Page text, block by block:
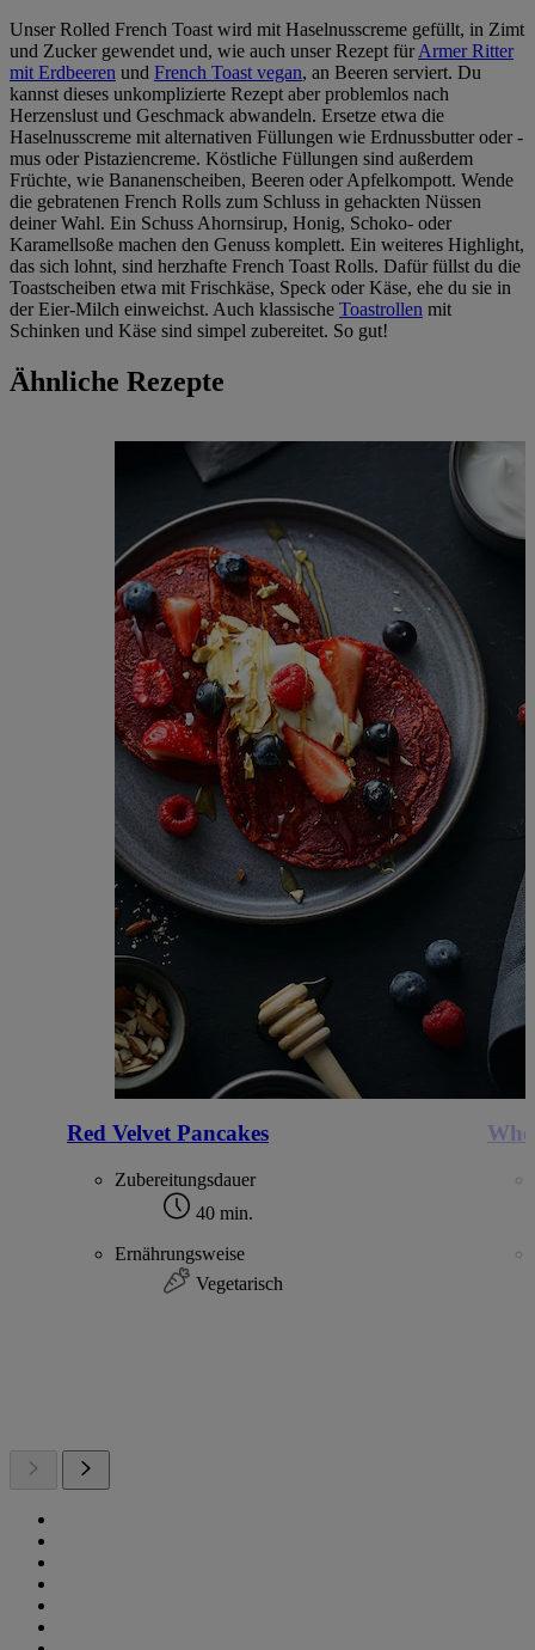
Unser Rolled French Toast wird mit Haselnusscreme gefüllt, in Zimt
und Zucker gewendet und, wie auch unser Rezept fürArmer Ritter
mit Erdbeeren und French Toast vegan, an Beeren serviert. Du
kannst dieses unkomplizierte Rezept aber problemlos nach
Herzenslust und Geschmack abwandeln. Ersetze etwa die
Haselnusscreme mit alternativen Füllungen wie Erdnussbutter oder -
mus oder Pistaziencreme. Köstliche Füllungen sind außerdem
Früchte, wie Bananenscheiben, Beeren oder Apfelkompott. Wende
die gebratenen French Rolls zum Schluss in gehackten Nüssen
deiner Wahl. Ein Schuss Ahornsirup, Honig, Schoko- oder
Karamellsoße machen den Genuss komplett. Ein weiteres Highlight,
das sich lohnt, sind herzhafte French Toast Rolls. Dafür füllst du die
Toastscheiben etwa mit Frischkäse, Speck oder Käse, ehe du sie in
der Eier-Milch einweichst. Auch klassische Toastrollen mit
Schinken und Käse sind simpel zubereitet. So gut!
Ähnliche Rezepte
Red Velvet Pancakes
Zubereitungsdauer
40 min.
Ernährungsweise
Vegetarisch